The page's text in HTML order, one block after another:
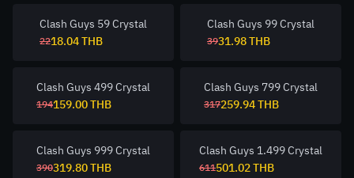
Clash Guys 59 Crystal
2218.04THB
Clash Guys 99 Crystal
3931.98THB
Clash Guys 499 Crystal
194159.00THB
Clash Guys 799 Crystal
317259.94THB
Clash Guys 999 Crystal
390319.80THB
Clash Guys 1.499 Crystal
611501.02THB